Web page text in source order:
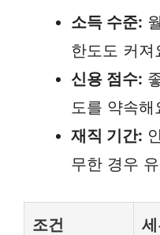
소득 수준:
한도도 커져
신용 점수:
도를 약속해
재직 기간:
무한 경우
조건